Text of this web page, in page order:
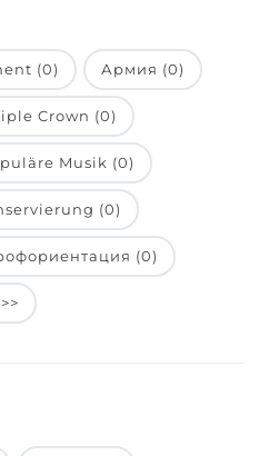
werden
(0) Армия (0)
Crown (0)
Musik (0)
(0)
(0)